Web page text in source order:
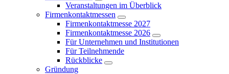
Veranstaltungen im Überblick
Firmenkontaktmessen
Firmenkontaktmesse 2027
Firmenkontaktmesse 2026
Für Unternehmen und Institutionen
Für Teilnehmende
Rückblicke
Gründung